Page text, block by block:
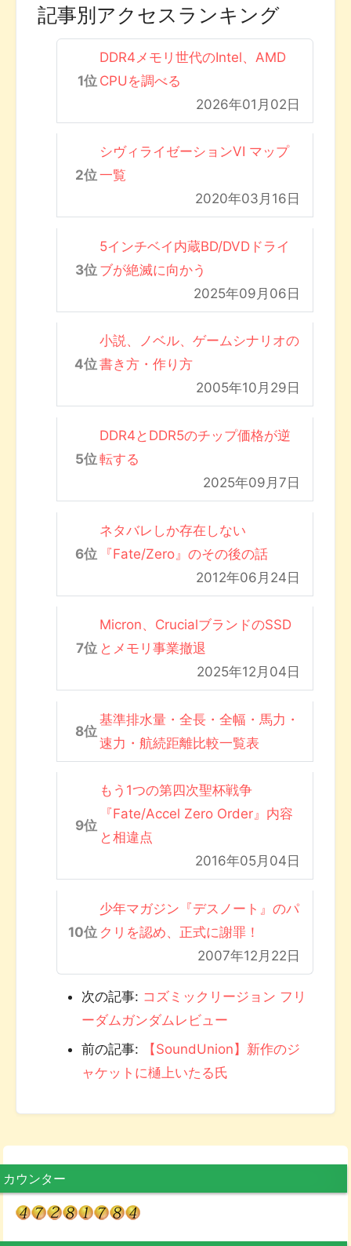
記事別アクセスランキング
DDR4メモリ世代のIntel、AMD
CPUを調べる
2026年01月02日
シヴィライゼーションVI マップ
一覧
2020年03月16日
5インチベイ内蔵BD/DVDドライ
ブが絶滅に向かう
2025年09月06日
小説、ノベル、ゲームシナリオの
書き方・作り方
2005年10月29日
DDR4とDDR5のチップ価格が逆
転する
2025年09月7日
ネタバレしか存在しない
『Fate/Zero』のその後の話
2012年06月24日
Micron、CrucialブランドのSSD
とメモリ事業撤退
2025年12月04日
基準排水量・全長・全幅・馬力・
速力・航続距離比較一覧表
もう1つの第四次聖杯戦争
『Fate/Accel Zero Order』内容
と相違点
2016年05月04日
少年マガジン『デスノート』のパ
クリを認め、正式に謝罪！
2007年12月22日
次の記事: コズミックリージョン フリ
ーダムガンダムレビュー
前の記事:
【SoundUnion】新作のジ
ャケットに樋上いたる氏
カウンター